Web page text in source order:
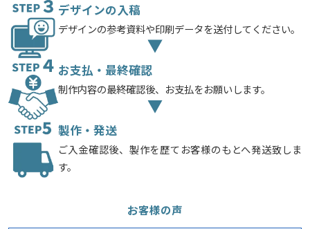
デザインの入稿
デザインの参考資料や印刷データを送付してください。
お支払・最終確認
制作内容の最終確認後、お支払をお願いします。
製作・発送
ご入金確認後、製作を歴てお客様のもとへ発送致しま
す。
お客様の声